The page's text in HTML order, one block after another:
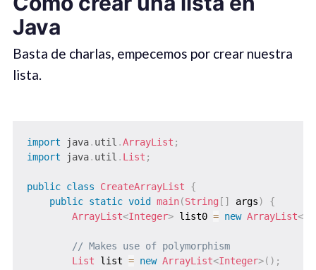
Java
Basta de charlas, empecemos por crear nuestra
lista.
import java. util .ArrayList ;
import
java. util . List ;
public class CreateArrayList
{
public static void main(String [ ] args)
{
ArrayList<Integer> list0 = new ArrayList<>
// Makes use of polymorphism
List list = new ArrayList<Integer>( ) ;